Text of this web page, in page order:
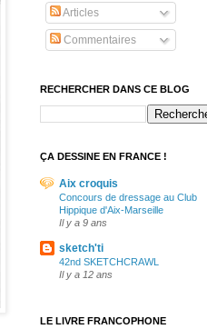
Articles
Commentaires
RECHERCHER DANS CE BLOG
ÇA DESSINE EN FRANCE !
Aix croquis
Concours de dressage au Club
Hippique d'Aix-Marseille
Il y a 9 ans
sketch'ti
42nd SKETCHCRAWL
Il y a 12 ans
LE LIVRE FRANCOPHONE